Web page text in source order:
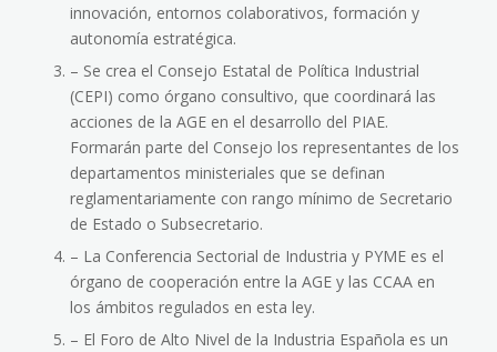
innovación, entornos colaborativos, formación y
autonomía estratégica.
– Se crea el Consejo Estatal de Política Industrial
(CEPI) como órgano consultivo, que coordinará las
acciones de la AGEen el desarrollo del PIAE.
Formarán parte del Consejo los representantes de los
departamentos ministeriales que se definan
reglamentariamente con rango mínimo de Secretario
de Estado o Subsecretario.
– La Conferencia Sectorial de Industria y PYME es el
órgano de cooperación entre la AGEy las CCAAen
los ámbitos regulados en esta ley.
– El Foro de Alto Nivel de la Industria Española es un